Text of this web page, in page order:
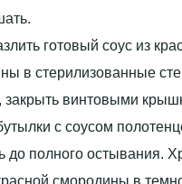
готовый соус из
в стерилизованные
закрыть винтовыми
с соусом
до полного остывания.
смородины в